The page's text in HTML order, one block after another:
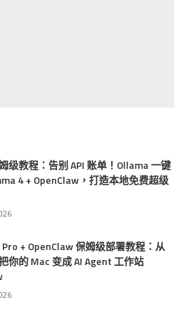
级教程：告别 API 账单！Ollama 一键
4 + OpenClaw，打造本地免费超级
+ OpenClaw 保姆级部署教程：从
你的 Mac 变成 AI Agent 工作站